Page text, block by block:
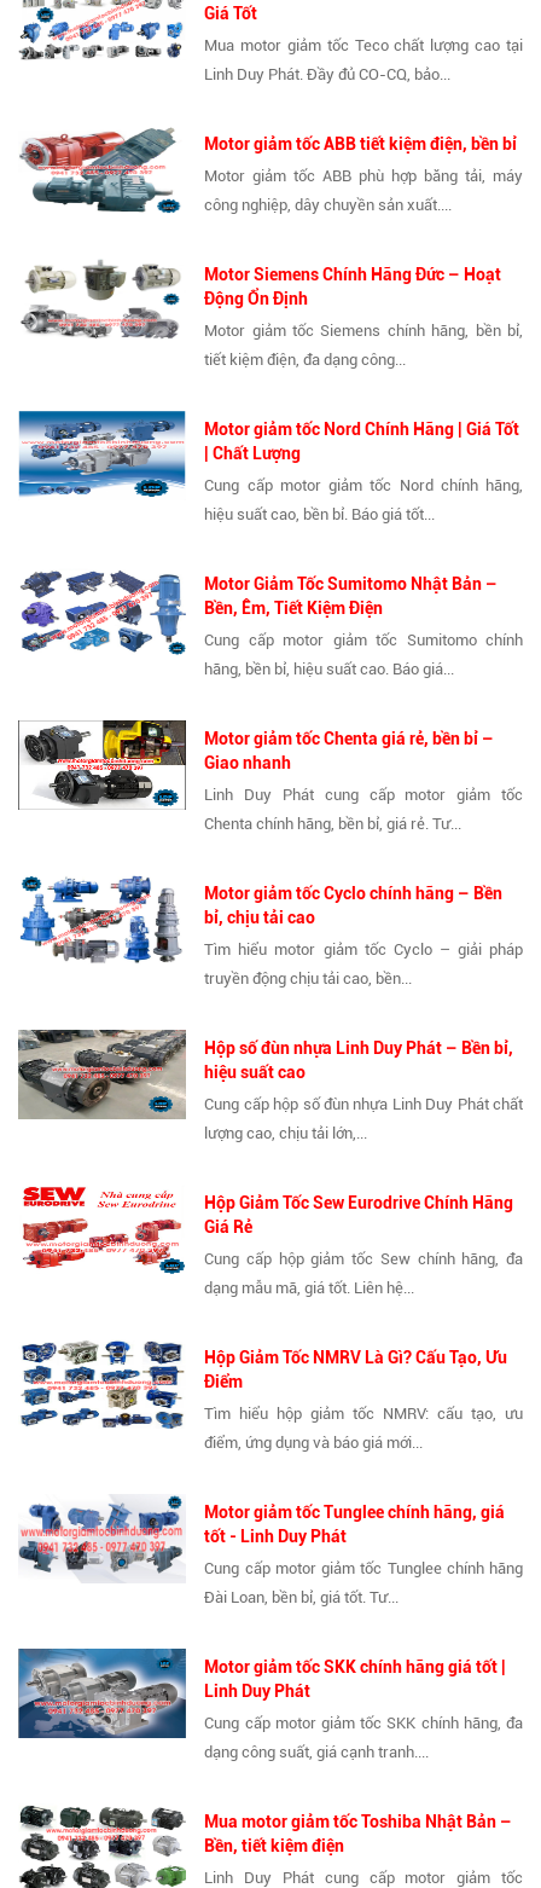
Giá Tốt
Mua motor giảm tốc Teco chất lượng cao tại
Linh Duy Phát. Đầy đủ CO-CQ, bảo...
Motor giảm tốc ABB tiết kiệm điện, bền bỉ
Motor giảm tốc ABB phù hợp băng tải, máy
công nghiệp, dây chuyền sản xuất....
Motor Siemens Chính Hãng Đức – Hoạt
Động Ổn Định
Motor giảm tốc Siemens chính hãng, bền bỉ,
tiết kiệm điện, đa dạng công...
Motor giảm tốc Nord Chính Hãng | Giá Tốt
| Chất Lượng
Cung cấp motor giảm tốc Nord chính hãng,
hiệu suất cao, bền bỉ. Báo giá tốt...
Motor Giảm Tốc Sumitomo Nhật Bản –
Bền, Êm, Tiết Kiệm Điện
Cung cấp motor giảm tốc Sumitomo chính
hãng, bền bỉ, hiệu suất cao. Báo giá...
Motor giảm tốc Chenta giá rẻ, bền bỉ –
Giao nhanh
Linh Duy Phát cung cấp motor giảm tốc
Chenta chính hãng, bền bỉ, giá rẻ. Tư...
Motor giảm tốc Cyclo chính hãng – Bền
bỉ, chịu tải cao
Tìm hiểu motor giảm tốc Cyclo – giải pháp
truyền động chịu tải cao, bền...
Hộp số đùn nhựa Linh Duy Phát – Bền bỉ,
hiệu suất cao
Cung cấp hộp số đùn nhựa Linh Duy Phát chất
lượng cao, chịu tải lớn,...
Hộp Giảm Tốc Sew Eurodrive Chính Hãng
Giá Rẻ
Cung cấp hộp giảm tốc Sew chính hãng, đa
dạng mẫu mã, giá tốt. Liên hệ...
Hộp Giảm Tốc NMRV Là Gì? Cấu Tạo, Ưu
Điểm
Tìm hiểu hộp giảm tốc NMRV: cấu tạo, ưu
điểm, ứng dụng và báo giá mới...
Motor giảm tốc Tunglee chính hãng, giá
tốt - Linh Duy Phát
Cung cấp motor giảm tốc Tunglee chính hãng
Đài Loan, bền bỉ, giá tốt. Tư...
Motor giảm tốc SKK chính hãng giá tốt |
Linh Duy Phát
Cung cấp motor giảm tốc SKK chính hãng, đa
dạng công suất, giá cạnh tranh....
Mua motor giảm tốc Toshiba Nhật Bản –
Bền, tiết kiệm điện
Linh Duy Phát cung cấp motor giảm tốc